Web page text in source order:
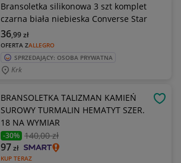
Bransoletka silikonowa 3 szt komplet
czarna biała niebieska Converse Star
OFERTA ZALLEGRO
36,99zł
SPRZEDAJĄCY: OSOBA PRYWATNA
Krk
BRANSOLETKA TALIZMAN KAMIEŃ
SUROWY TURMALIN HEMATYT SZER.
18 NA WYMIAR
-30% 140,00 zł
KUP TERAZ
97zł